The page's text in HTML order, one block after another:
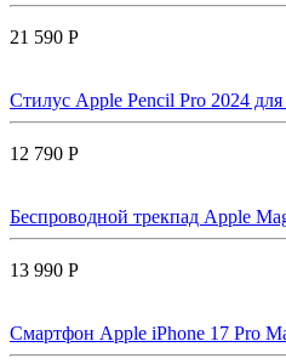
21 590 Р
Стилус Apple Pencil Pro 2024
12 790 Р
Беспроводной трекпад Apple
13 990 Р
Смартфон Apple iPhone 17 Pro